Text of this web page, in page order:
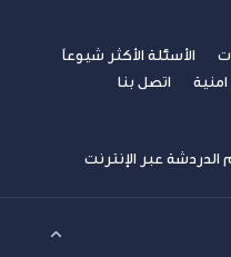
الأسئلة الأكثر شيوعاً
امنية
اتصل بنا
عبر الإنترنت